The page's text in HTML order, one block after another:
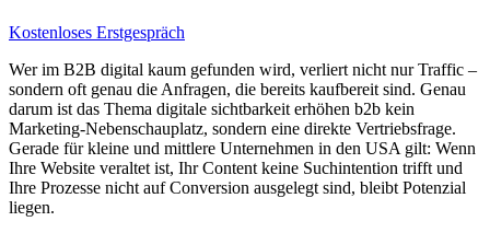
Kostenloses Erstgespräch
Wer im B2B digital kaum gefunden wird, verliert nicht nur Traffic –
sondern oft genau die Anfragen, die bereits kaufbereit sind. Genau
darum ist das Thema digitale sichtbarkeit erhöhen b2b kein
Marketing-Nebenschauplatz, sondern eine direkte Vertriebsfrage.
Gerade für kleine und mittlere Unternehmen in den USA gilt: Wenn
Ihre Website veraltet ist, Ihr Content keine Suchintention trifft und
Ihre Prozesse nicht auf Conversion ausgelegt sind, bleibt Potenzial
liegen.